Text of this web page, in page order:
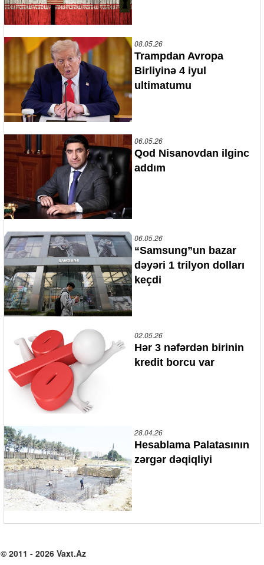
08.05.26
Trampdan Avropa
Birliyinə 4 iyul
ultimatumu
06.05.26
Qod Nisanovdan ilginc
addım
06.05.26
“Samsung”un bazar
dəyəri 1 trilyon dolları
keçdi
02.05.26
Hər 3 nəfərdən birinin
kredit borcu var
28.04.26
Hesablama Palatasının
zərgər dəqiqliyi
© 2011 - 2026 Vaxt.Az